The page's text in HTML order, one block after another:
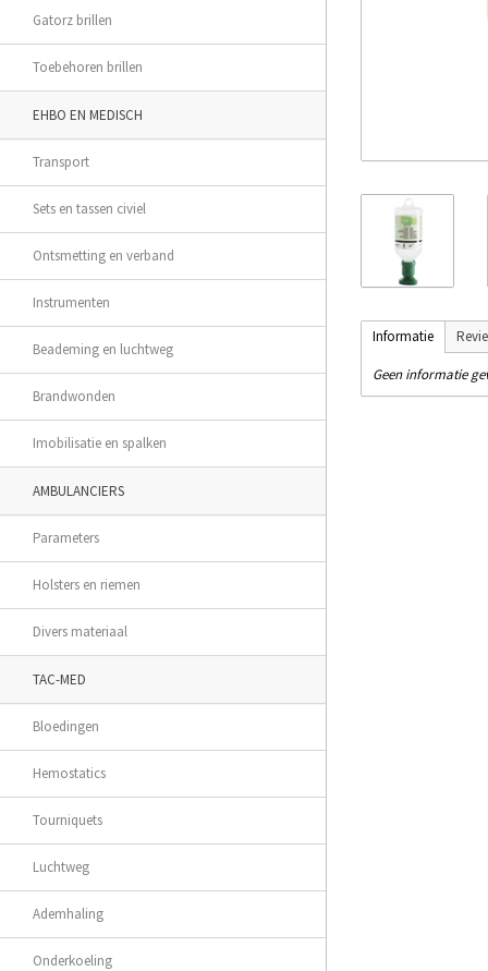
Gatorz brillen
Toebehoren brillen
EHBO EN MEDISCH
Transport
Sets en tassen civiel
Ontsmetting en verband
Instrumenten
Beademing en luchtweg
Brandwonden
Imobilisatie en spalken
AMBULANCIERS
Parameters
Holsters en riemen
Divers materiaal
TAC-MED
Bloedingen
Hemostatics
Tourniquets
Luchtweg
Ademhaling
Onderkoeling
Informatie
Geen informatie